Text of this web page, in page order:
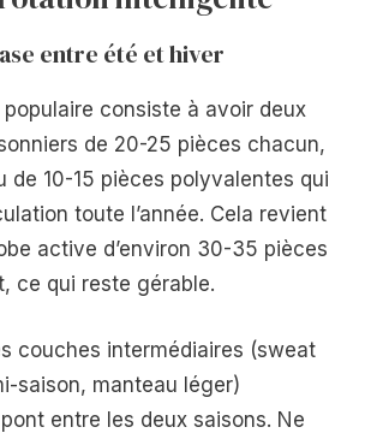
entre été et hiver
consiste à avoir deux
de 20-25 pièces chacun,
de 10-15 pièces polyvalentes qui
toute l’année. Cela revient
active d’environ 30-35 pièces
ce qui reste gérable.
couches intermédiaires (sweat
saison, manteau léger)
entre les deux saisons. Ne